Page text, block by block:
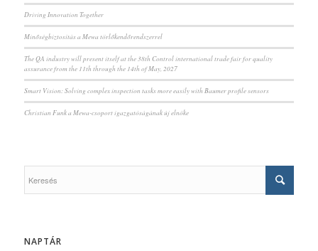
Driving Innovation Together
Minőségbiztosítás a Mewa törlőkendőrendszerrel
The QA industry will present itself at the 38th Control international trade fair for quality
assurance from the 11th through the 14th of May, 2027
Smart Vision: Solving complex inspection tasks more easily with Baumer profile sensors
Christian Funk a Mewa-csoport igazgatóságának új elnöke
NAPTÁR